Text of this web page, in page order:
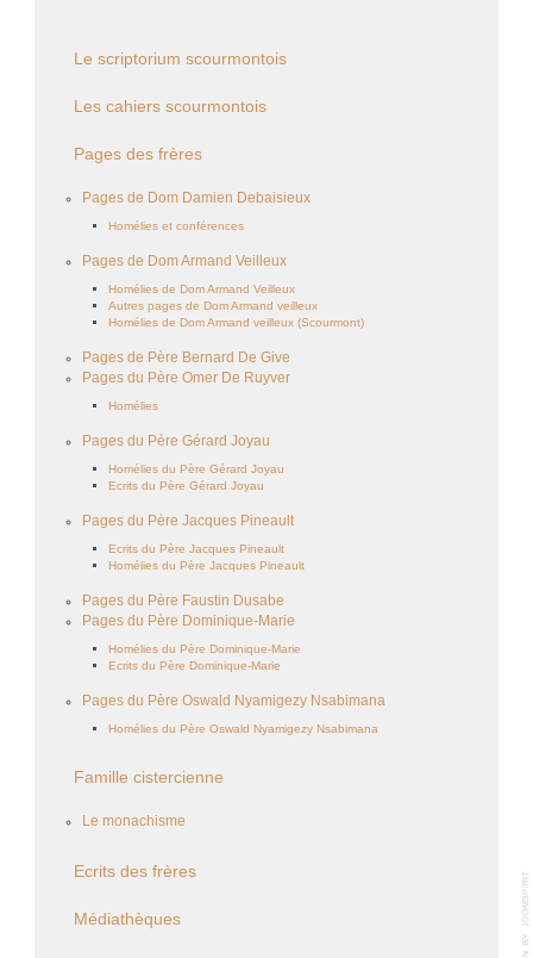
Le scriptorium scourmontois
Les cahiers scourmontois
Pages des frères
Pages de Dom Damien Debaisieux
Homélies et conférences
Pages de Dom Armand Veilleux
Homélies de Dom Armand Veilleux
Autres pages de Dom Armand veilleux
Homélies de Dom Armand veilleux (Scourmont)
Pages de Père Bernard De Give
Pages du Père Omer De Ruyver
Homélies
Pages du Père Gérard Joyau
Homélies du Père Gérard Joyau
Ecrits du Père Gérard Joyau
Pages du Père Jacques Pineault
Ecrits du Père Jacques Pineault
Homélies du Père Jacques Pineault
Pages du Père Faustin Dusabe
Pages du Père Dominique-Marie
Homélies du Père Dominique-Marie
Ecrits du Père Dominique-Marie
Pages du Père Oswald Nyamigezy Nsabimana
Homélies du Père Oswald Nyamigezy Nsabimana
Famille cistercienne
Le monachisme
Ecrits des frères
Médiathèques